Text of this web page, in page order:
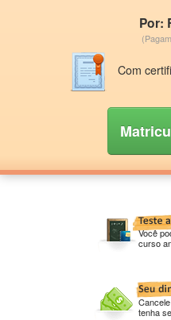
Por:
Com
Você
curso
tenha